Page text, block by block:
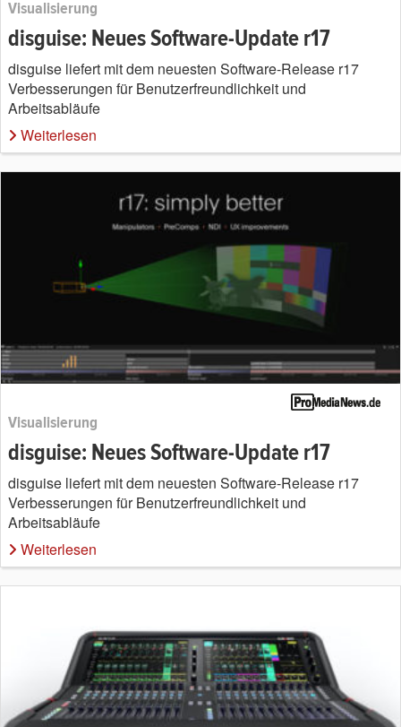
Visualisierung
disguise: Neues Software-Update r17
disguise liefert mit dem neuesten Software-Release r17
Verbesserungen für Benutzerfreundlichkeit und
Arbeitsabläufe
Weiterlesen
Visualisierung
disguise: Neues Software-Update r17
disguise liefert mit dem neuesten Software-Release r17
Verbesserungen für Benutzerfreundlichkeit und
Arbeitsabläufe
Weiterlesen